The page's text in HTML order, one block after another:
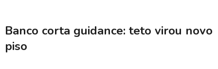
Banco corta guidance: teto virou novo
piso